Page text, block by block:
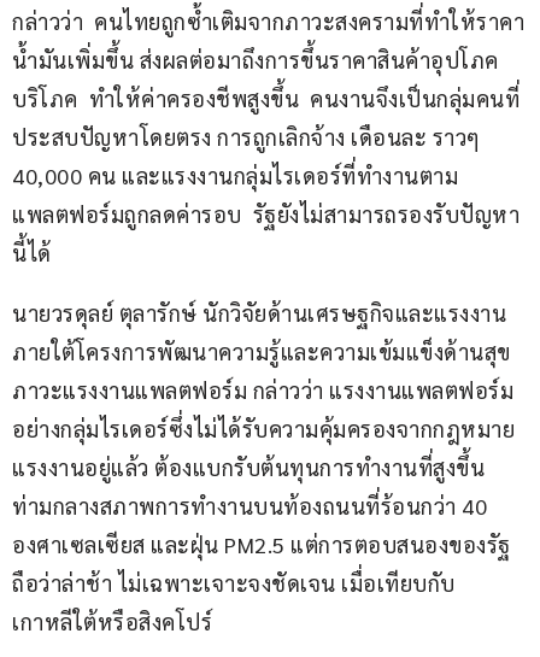
กล่าวว่า  คนไทยถูกซ้ำเติมจากภาวะสงครามที่ทำให้ราคา
น้ำมันเพิ่มขึ้น ส่งผลต่อมาถึงการขึ้นราคาสินค้าอุปโภค
บริโภค  ทำให้ค่าครองชีพสูงขึ้น  คนงานจึงเป็นกลุ่มคนที่
ประสบปัญหาโดยตรง การถูกเลิกจ้าง เดือนละ ราวๆ
40,000 คน และแรงงานกลุ่มไรเดอร์ที่ทำงานตาม
แพลตฟอร์มถูกลดค่ารอบ  รัฐยังไม่สามารถรองรับปัญหา
นี้ได้
นายวรดุลย์ ตุลารักษ์ นักวิจัยด้านเศรษฐกิจและแรงงาน
ภายใต้โครงการพัฒนาความรู้และความเข้มแข็งด้านสุข
ภาวะแรงงานแพลตฟอร์ม กล่าวว่า แรงงานแพลตฟอร์ม
อย่างกลุ่มไรเดอร์ซึ่งไม่ได้รับความคุ้มครองจากกฎหมาย
แรงงานอยู่แล้ว ต้องแบกรับต้นทุนการทำงานที่สูงขึ้น
ท่ามกลางสภาพการทำงานบนท้องถนนที่ร้อนกว่า 40
องศาเซลเซียส และฝุ่น PM2.5 แต่การตอบสนองของรัฐ
ถือว่าล่าช้า ไม่เฉพาะเจาะจงชัดเจน เมื่อเทียบกับ
เกาหลีใต้หรือสิงคโปร์